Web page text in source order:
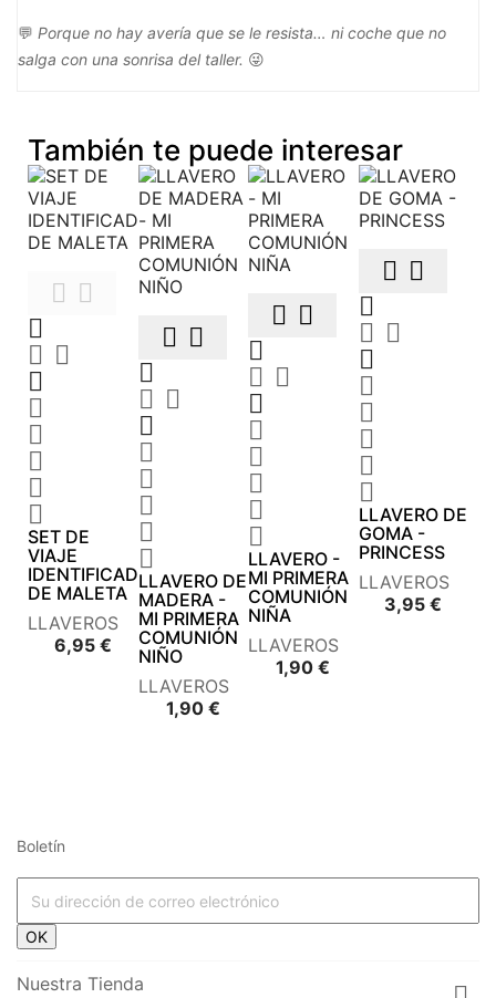
💬 Porque no hay avería que se le resista… ni coche que no
salga con una sonrisa del taller. 😜
También te puede interesar
 

 






SET DE
VIAJE
IDENTIFICADOR
DE MALETA
LLAVEROS
6,95 €Precio
 

 






LLAVERO DE
MADERA -
MI PRIMERA
COMUNIÓN
NIÑO
LLAVEROS
1,90 €Precio
 

 






LLAVERO -
MI PRIMERA
COMUNIÓN
NIÑA
LLAVEROS
1,90 €
 

 






LLAVERO DE
GOMA -
PRINCESS
LLAVEROS
3,95 €

 



 


 
 
Boletín
OK
Nuestra Tienda